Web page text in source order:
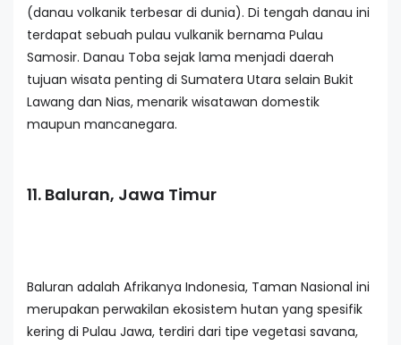
(danau volkanik terbesar di dunia). Di tengah danau ini
terdapat sebuah pulau vulkanik bernama Pulau
Samosir. Danau Toba sejak lama menjadi daerah
tujuan wisata penting di Sumatera Utara selain Bukit
Lawang dan Nias, menarik wisatawan domestik
maupun mancanegara.
11. Baluran, Jawa Timur
Baluran adalah Afrikanya Indonesia, Taman Nasional ini
merupakan perwakilan ekosistem hutan yang spesifik
kering di Pulau Jawa, terdiri dari tipe vegetasi savana,